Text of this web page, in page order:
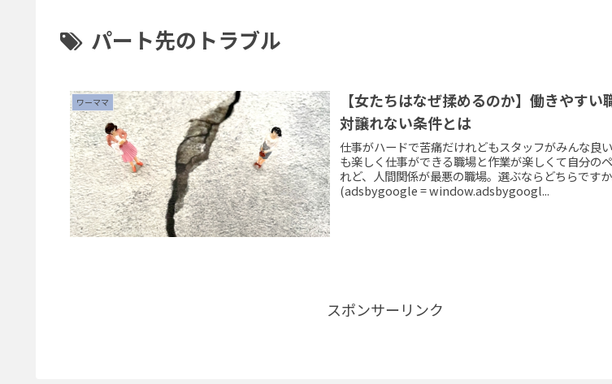
パート先のトラブル
ワーママ
【女たちはなぜ揉めるのか】働きやすい
対譲れない条件とは
仕事がハードで苦痛だけれどもスタッフがみんな良
も楽しく仕事ができる職場と作業が楽しくて自分の
れど、人間関係が最悪の職場。選ぶならどちらですか
(adsbygoogle = window.adsbygoogl...
スポンサーリンク